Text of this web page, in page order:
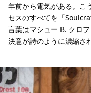
年前から電気がある。こ
セスのすべてを「
言葉はマシュー B. クロ
決意が詩のように濃縮さ